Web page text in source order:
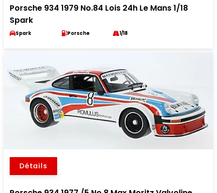
Porsche 934 1979 No.84 Lois 24h Le Mans 1/18
Spark
Spark Porsche 1/18
Détails